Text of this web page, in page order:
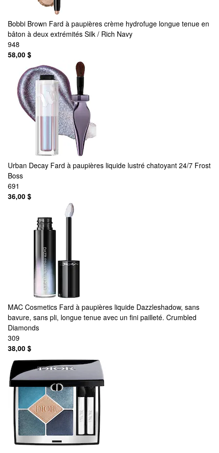
Bobbi Brown Fard à paupières crème hydrofuge longue tenue en
bâton à deux extrémités Silk / Rich Navy
948
58,00 $
Urban Decay Fard à paupières liquide lustré chatoyant 24/7 Frost
Boss
691
36,00 $
MAC Cosmetics Fard à paupières liquide Dazzleshadow, sans
bavure, sans pli, longue tenue avec un fini pailleté. Crumbled
Diamonds
309
38,00 $